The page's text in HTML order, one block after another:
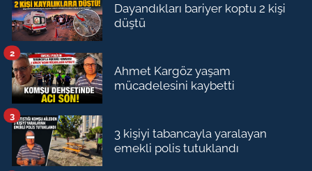
Dayandıkları bariyer koptu 2 kişi
düştü
Ahmet Kargöz yaşam
mücadelesini kaybetti
2
3 kişiyi tabancayla yaralayan
emekli polis tutuklandı
3